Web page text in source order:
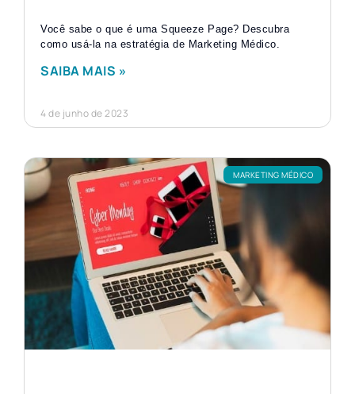
Você sabe o que é uma Squeeze Page? Descubra
como usá-la na estratégia de Marketing Médico.
SAIBA MAIS »
4 de junho de 2023
MARKETING MÉDICO